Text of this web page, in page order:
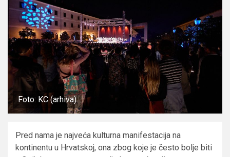
Foto: KC (arhiva)
Pred nama je najveća kulturna manifestacija na
kontinentu u Hrvatskoj, ona zbog koje je često bolje biti